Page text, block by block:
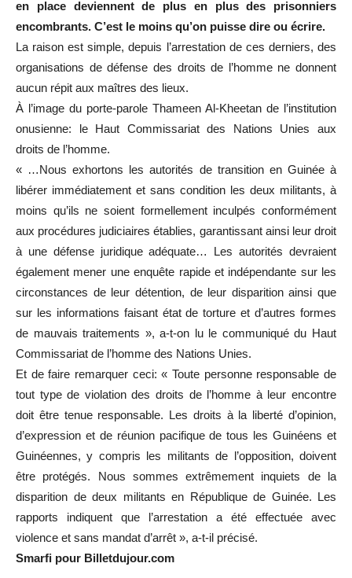
en place deviennent de plus en plus des prisonniers
encombrants. C’est le moins qu’on puisse dire ou écrire.
La raison est simple, depuis l’arrestation de ces derniers, des
organisations de défense des droits de l’homme ne donnent
aucun répit aux maîtres des lieux.
À l’image du porte-parole Thameen Al-Kheetan de l’institution
onusienne: le Haut Commissariat des Nations Unies aux
droits de l’homme.
« …Nous exhortons les autorités de transition en Guinée à
libérer immédiatement et sans condition les deux militants, à
moins qu’ils ne soient formellement inculpés conformément
aux procédures judiciaires établies, garantissant ainsi leur droit
à une défense juridique adéquate… Les autorités devraient
également mener une enquête rapide et indépendante sur les
circonstances de leur détention, de leur disparition ainsi que
sur les informations faisant état de torture et d’autres formes
de mauvais traitements », a-t-on lu le communiqué du Haut
Commissariat de l’homme des Nations Unies.
Et de faire remarquer ceci: « Toute personne responsable de
tout type de violation des droits de l’homme à leur encontre
doit être tenue responsable. Les droits à la liberté d’opinion,
d’expression et de réunion pacifique de tous les Guinéens et
Guinéennes, y compris les militants de l’opposition, doivent
être protégés. Nous sommes extrêmement inquiets de la
disparition de deux militants en République de Guinée. Les
rapports indiquent que l’arrestation a été effectuée avec
violence et sans mandat d’arrêt », a-t-il précisé.
Smarfi pour Billetdujour.com